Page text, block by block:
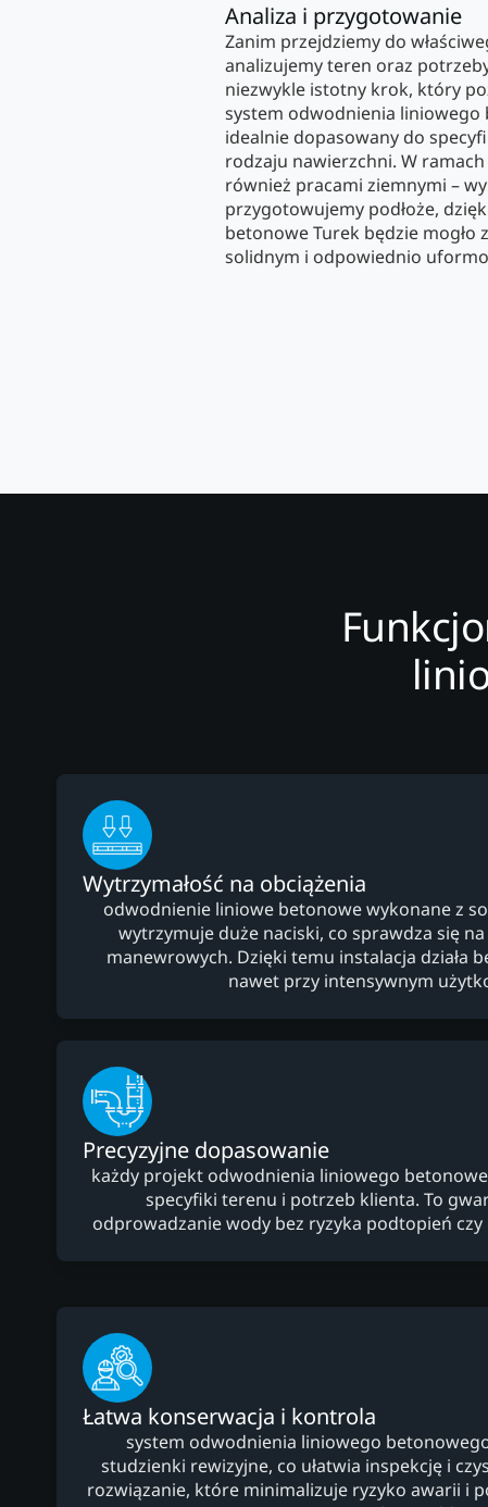
Analiza i przygotowanie
Zanim przejdziemy do
analizujemy teren oraz
niezwykle istotny krok, który
system odwodnienia liniowego
idealnie dopasowany do
rodzaju nawierzchni. W
również pracami ziemnymi –
przygotowujemy podłoże,
betonowe Turek będzie mogło
solidnym i odpowiednio
Wytrzymałość na obciążenia
odwodnienie liniowe betonowe wykonane z
wytrzymuje duże naciski, co sprawdza się
manewrowych. Dzięki temu instalacja działa
nawet przy intensywnym
Precyzyjne dopasowanie
każdy projekt odwodnienia liniowego
specyfiki terenu i potrzeb klienta. To
odprowadzanie wody bez ryzyka podtopień
Łatwa konserwacja i kontrola
system odwodnienia liniowego
studzienki rewizyjne, co ułatwia inspekcję i
rozwiązanie, które minimalizuje ryzyko awarii i